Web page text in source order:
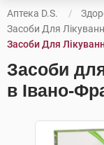
Аптека D.S.
Засоби Для
Засоби Для
Засоби
в Івано-